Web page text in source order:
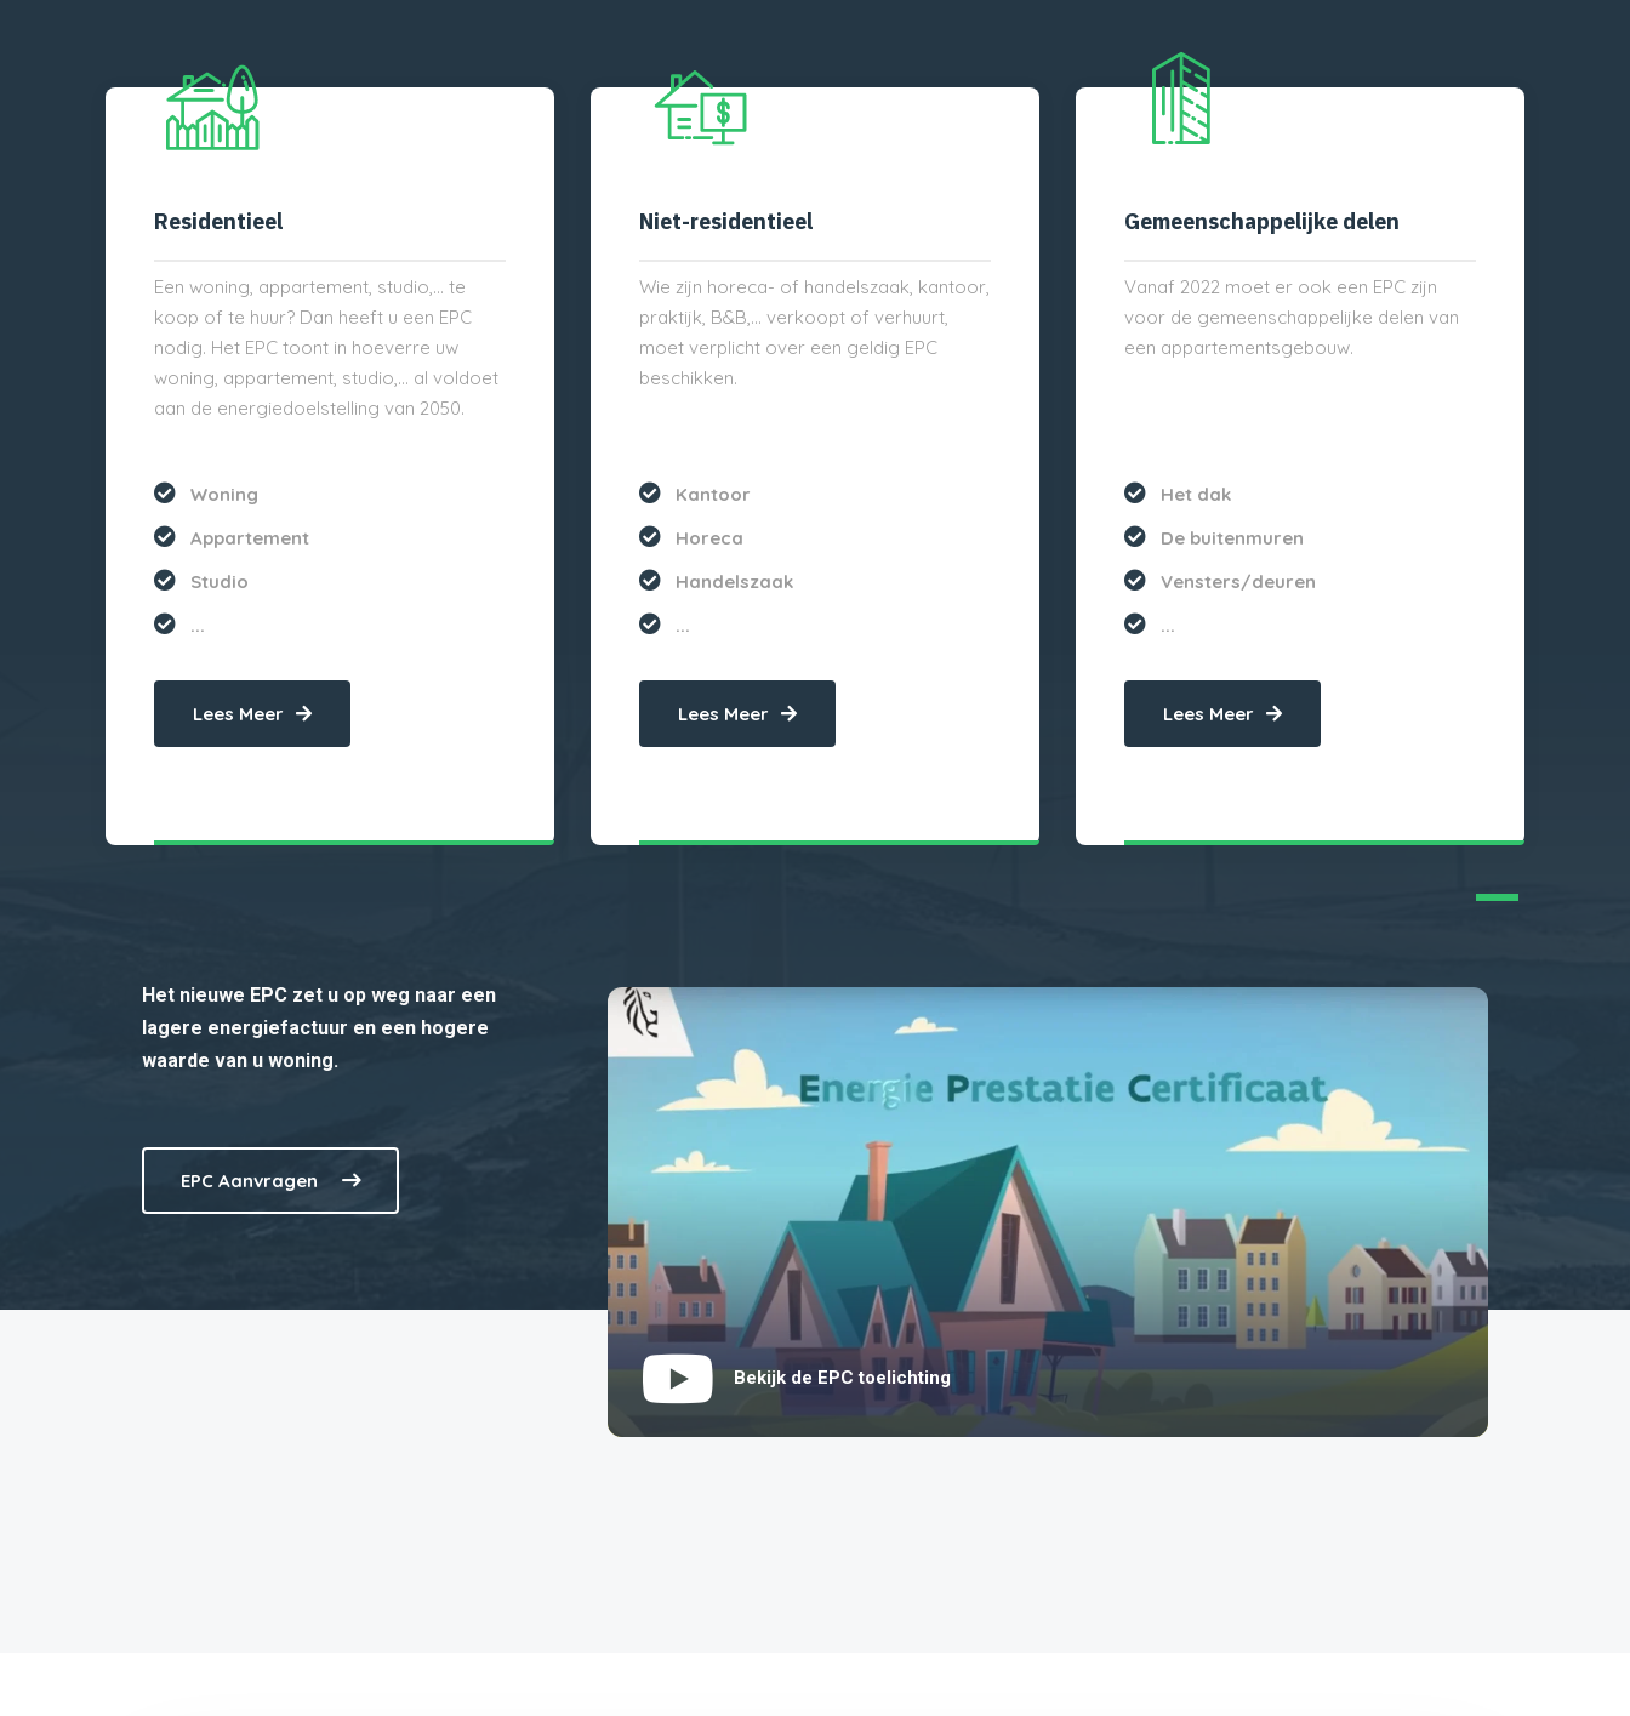
Residentieel
Een woning, appartement, studio,… te
koop of te huur? Dan heeft u een EPC
nodig. Het EPC toont in hoeverre uw
woning, appartement, studio,… al voldoet
aan de energiedoelstelling van 2050.
Woning
Appartement
Studio
...
Lees Meer
Niet-residentieel
Wie zijn horeca- of handelszaak, kantoor,
praktijk, B&B,… verkoopt of verhuurt,
moet verplicht over een geldig EPC
beschikken.
Kantoor
Horeca
Handelszaak
...
Lees Meer
Gemeenschappelijke delen
Vanaf 2022 moet er ook een EPC zijn
voor de gemeenschappelijke delen van
een appartementsgebouw.
Het dak
De buitenmuren
Vensters/deuren
...
Lees Meer
Het nieuwe EPC zet u op weg naar een
lagere energiefactuur en een hogere
waarde van u woning.
EPC Aanvragen
Bekijk de EPC toelichting